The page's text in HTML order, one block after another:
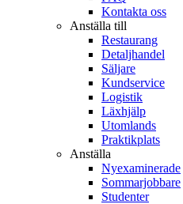
Kontakta oss
Anställa till
Restaurang
Detaljhandel
Säljare
Kundservice
Logistik
Läxhjälp
Utomlands
Praktikplats
Anställa
Nyexaminerade
Sommarjobbare
Studenter